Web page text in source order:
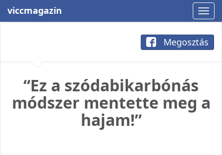
viccmagazin
Megosztás
“Ez a szódabikarbónás
módszer mentette meg a
hajam!”